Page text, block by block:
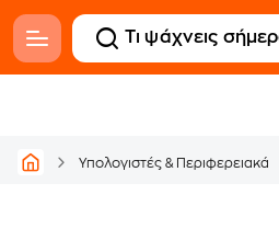
Υπολογιστές & Περιφερειακά